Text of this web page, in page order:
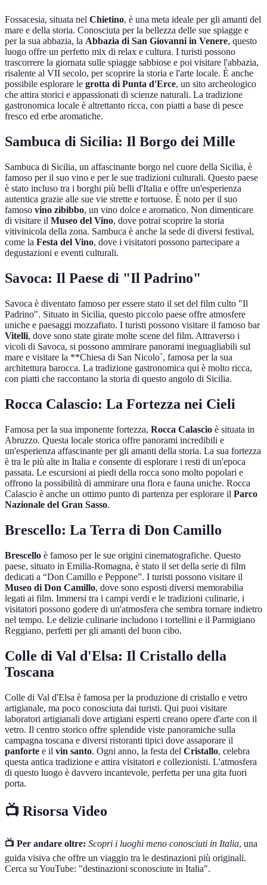
Fossacesia, situata nel Chietino, è una meta ideale per gli amanti del
mare e della storia. Conosciuta per la bellezza delle sue spiagge e
per la sua abbazia, la Abbazia di San Giovanni in Venere, questo
luogo offre un perfetto mix di relax e cultura. I turisti possono
trascorrere la giornata sulle spiagge sabbiose e poi visitare l'abbazia,
risalente al VII secolo, per scoprire la storia e l'arte locale. È anche
possibile esplorare le grotta di Punta d'Erce, un sito archeologico
che attira storici e appassionati di scienze naturali. La tradizione
gastronomica locale è altrettanto ricca, con piatti a base di pesce
fresco ed erbe aromatiche.
Sambuca di Sicilia: Il Borgo dei Mille
Sambuca di Sicilia, un affascinante borgo nel cuore della Sicilia, è
famoso per il suo vino e per le sue tradizioni culturali. Questo paese
è stato incluso tra i borghi più belli d'Italia e offre un'esperienza
autentica grazie alle sue vie strette e tortuose. È noto per il suo
famoso vino zibibbo, un vino dolce e aromatico. Non dimenticare
di visitare il Museo del Vino, dove potrai scoprire la storia
vitivinicola della zona. Sambuca è anche la sede di diversi festival,
come la Festa del Vino, dove i visitatori possono partecipare a
degustazioni e eventi culturali.
Savoca: Il Paese di "Il Padrino"
Savoca è diventato famoso per essere stato il set del film culto "Il
Padrino". Situato in Sicilia, questo piccolo paese offre atmosfere
uniche e paesaggi mozzafiato. I turisti possono visitare il famoso bar
Vitelli, dove sono state girate molte scene del film. Attraverso i
vicoli di Savoca, si possono ammirare panorami ineguagliabili sul
mare e visitare la **Chiesa di San Nicolo`, famosa per la sua
architettura barocca. La tradizione gastronomica qui è molto ricca,
con piatti che raccontano la storia di questo angolo di Sicilia.
Rocca Calascio: La Fortezza nei Cieli
Famosa per la sua imponente fortezza, Rocca Calascio è situata in
Abruzzo. Questa locale storica offre panorami incredibili e
un'esperienza affascinante per gli amanti della storia. La sua fortezza
è tra le più alte in Italia e consente di esplorare i resti di un'epoca
passata. Le escursioni ai piedi della rocca sono molto popolari e
offrono la possibilità di ammirare una flora e fauna uniche. Rocca
Calascio è anche un ottimo punto di partenza per esplorare il Parco
Nazionale del Gran Sasso.
Brescello: La Terra di Don Camillo
Brescello è famoso per le sue origini cinematografiche. Questo
paese, situato in Emilia-Romagna, è stato il set della serie di film
dedicati a “Don Camillo e Peppone”. I turisti possono visitare il
Museo di Don Camillo, dove sono esposti diversi memorabilia
legati ai film. Immersi tra i campi verdi e le tradizioni culinarie, i
visitatori possono godere di un'atmosfera che sembra tornare indietro
nel tempo. Le delizie culinarie includono i tortellini e il Parmigiano
Reggiano, perfetti per gli amanti del buon cibo.
Colle di Val d'Elsa: Il Cristallo della
Toscana
Colle di Val d'Elsa è famosa per la produzione di cristallo e vetro
artigianale, ma poco conosciuta dai turisti. Qui puoi visitare
laboratori artigianali dove artigiani esperti creano opere d'arte con il
vetro. Il centro storico offre splendide viste panoramiche sulla
campagna toscana e diversi ristoranti tipici dove assaporare il
panforte e il vin santo. Ogni anno, la festa del Cristallo, celebra
questa antica tradizione e attira visitatori e collezionisti. L'atmosfera
di questo luogo è davvero incantevole, perfetta per una gita fuori
porta.
📺 Risorsa Video
📺 Per andare oltre: Scopri i luoghi meno conosciuti in Italia, una
guida visiva che offre un viaggio tra le destinazioni più originali.
Cerca su YouTube: "destinazioni sconosciute in Italia".